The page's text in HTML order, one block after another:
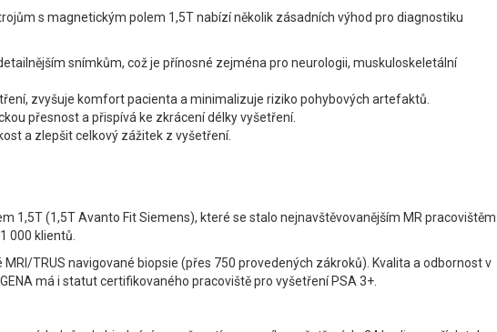
s magnetickým polem 1,5T nabízí několik zásadních výhod pro diagnostiku
snímkům, což je přínosné zejména pro neurologii, muskuloskeletální
zvyšuje komfort pacienta a minimalizuje riziko pohybových artefaktů.
přesnost a přispívá ke zkrácení délky vyšetření.
a zlepšit celkový zážitek z vyšetření.
1,5T (1,5T Avanto Fit Siemens), které se stalo nejnavštěvovanějším MR pracovištěm
000 klientů.
TRUS navigované biopsie (přes 750 provedených zákroků). Kvalita a odbornost v
má i statut certifikovaného pracoviště pro vyšetření PSA 3+.